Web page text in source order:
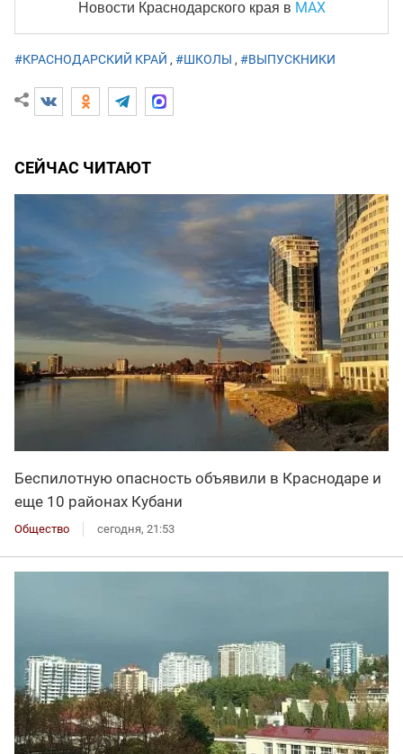
Новости Краснодарского края в MAX
#КРАСНОДАРСКИЙ КРАЙ , #ШКОЛЫ , #ВЫПУСКНИКИ
СЕЙЧАС ЧИТАЮТ
Беспилотную опасность объявили в Краснодаре и
еще 10 районах Кубани
Общество сегодня, 21:53